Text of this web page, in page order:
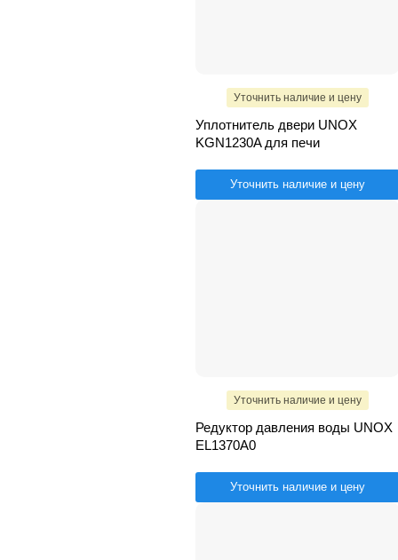
Уточнить наличие и цену
Уплотнитель двери UNOX
KGN1230A для печи
Уточнить наличие и цену
Уточнить наличие и цену
Редуктор давления воды UNOX
EL1370A0
Уточнить наличие и цену